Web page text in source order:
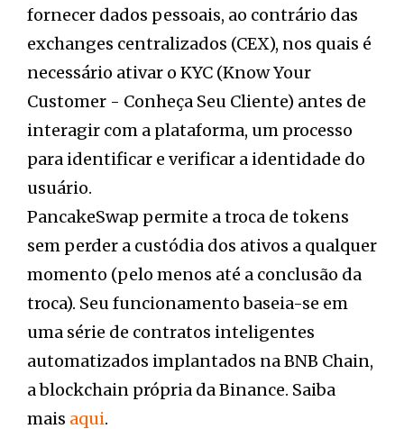
fornecer dados pessoais, ao contrário das
exchanges centralizados (CEX), nos quais é
necessário ativar o KYC (Know Your
Customer - Conheça Seu Cliente) antes de
interagir com a plataforma, um processo
para identificar e verificar a identidade do
usuário.
PancakeSwap permite a troca de tokens
sem perder a custódia dos ativos a qualquer
momento (pelo menos até a conclusão da
troca). Seu funcionamento baseia-se em
uma série de contratos inteligentes
automatizados implantados na BNB Chain,
a blockchain própria da Binance. Saiba
mais aqui.